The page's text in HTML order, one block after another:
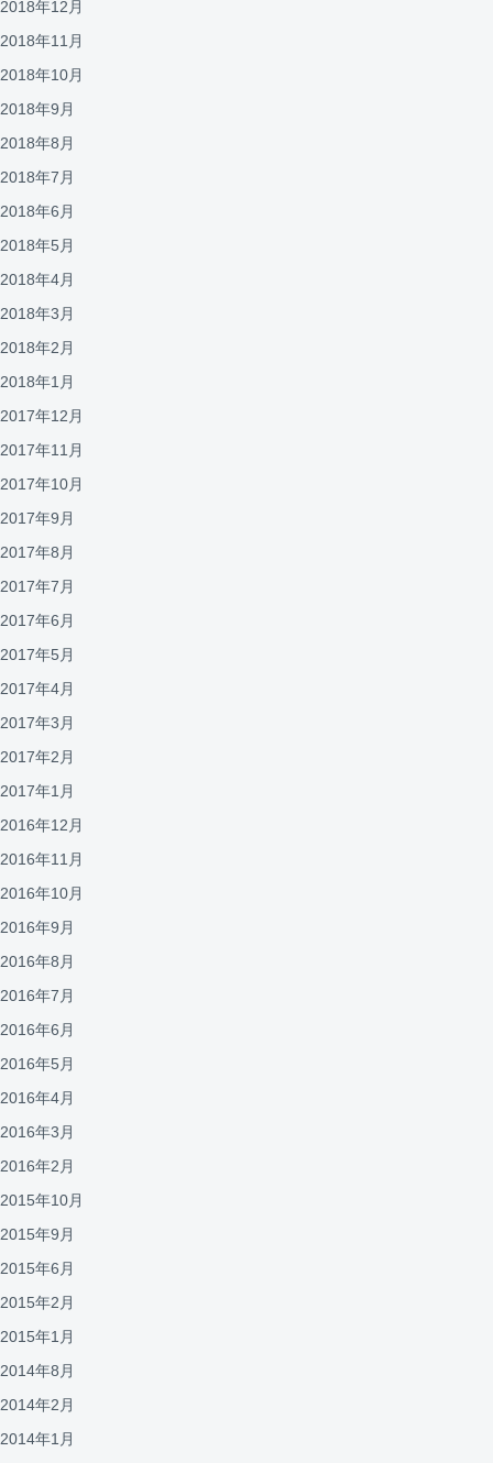
2018年12月
2018年11月
2018年10月
2018年9月
2018年8月
2018年7月
2018年6月
2018年5月
2018年4月
2018年3月
2018年2月
2018年1月
2017年12月
2017年11月
2017年10月
2017年9月
2017年8月
2017年7月
2017年6月
2017年5月
2017年4月
2017年3月
2017年2月
2017年1月
2016年12月
2016年11月
2016年10月
2016年9月
2016年8月
2016年7月
2016年6月
2016年5月
2016年4月
2016年3月
2016年2月
2015年10月
2015年9月
2015年6月
2015年2月
2015年1月
2014年8月
2014年2月
2014年1月